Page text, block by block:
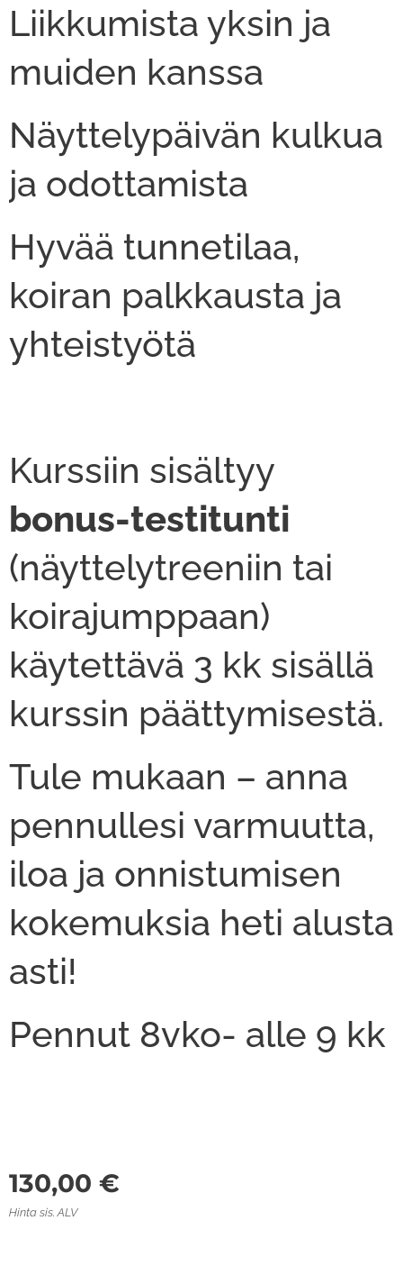
Liikkumista yksin ja
muiden kanssa
Näyttelypäivän kulkua
ja odottamista
Hyvää tunnetilaa,
koiran palkkausta ja
yhteistyötä
Kurssiin sisältyy
bonus-testi­tunti
(näyttelytreeniin tai
koirajumppaan)
käytettävä 3 kk sisällä
kurssin päättymisestä.
Tule mukaan – anna
pennullesi varmuutta,
iloa ja onnistumisen
kokemuksia heti alusta
asti!
Pennut 8vko- alle 9 kk
130,00 €
Hinta sis. ALV